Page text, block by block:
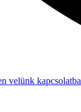
velünk kapcsolatba